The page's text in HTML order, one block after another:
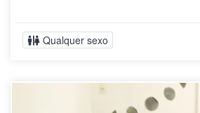
Qualquer sexo